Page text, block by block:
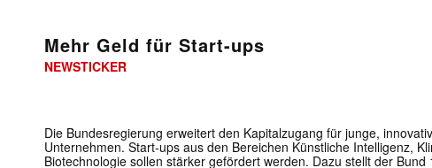
Mehr Geld für Start-ups
NEWSTICKER
Die Bundesregierung erweitert den Kapitalzugang für junge,
Unternehmen. Start-ups aus den Bereichen Künstliche Intelligenz,
Biotechnologie sollen stärker gefördert werden. Dazu stellt der Bund